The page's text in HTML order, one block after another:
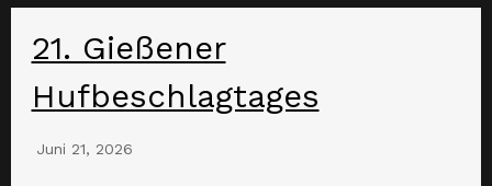
21. Gießener
Hufbeschlagtages
Juni 21, 2026